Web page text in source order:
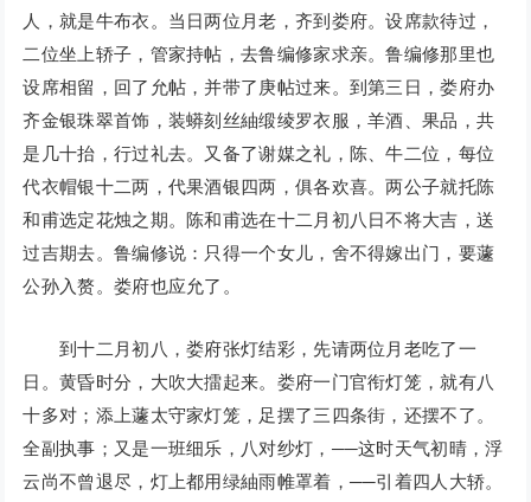
人，就是牛布衣。当日两位月老，齐到娄府。设席款待过，
二位坐上轿子，管家持帖，去鲁编修家求亲。鲁编修那里也
设席相留，回了允帖，并带了庚帖过来。到第三日，娄府办
齐金银珠翠首饰，装蟒刻丝紬缎绫罗衣服，羊酒、果品，共
是几十抬，行过礼去。又备了谢媒之礼，陈、牛二位，每位
代衣帽银十二两，代果酒银四两，俱各欢喜。两公子就托陈
和甫选定花烛之期。陈和甫选在十二月初八日不将大吉，送
过吉期去。鲁编修说：只得一个女儿，舍不得嫁出门，要蘧
公孙入赘。娄府也应允了。
到十二月初八，娄府张灯结彩，先请两位月老吃了一
日。黄昏时分，大吹大擂起来。娄府一门官衔灯笼，就有八
十多对；添上蘧太守家灯笼，足摆了三四条街，还摆不了。
全副执事；又是一班细乐，八对纱灯，──这时天气初晴，浮
云尚不曾退尽，灯上都用绿紬雨帷罩着，──引着四人大轿。